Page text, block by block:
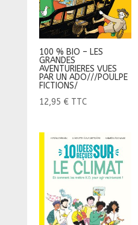
100 % BIO – LES
GRANDES
AVENTURIERES VUES
PAR UN ADO///POULPE
FICTIONS/
12,95 € TTC